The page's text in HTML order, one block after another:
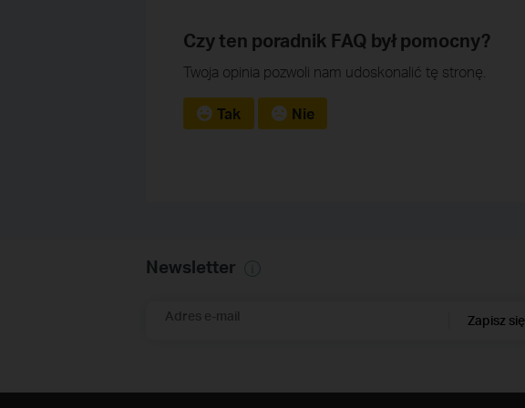
Czy ten poradnik FAQ był pomocny?
Twoja opinia pozwoli nam udoskonalić tę stronę.
Tak Nie
Newsletter
Adres e-mail Zapisz się